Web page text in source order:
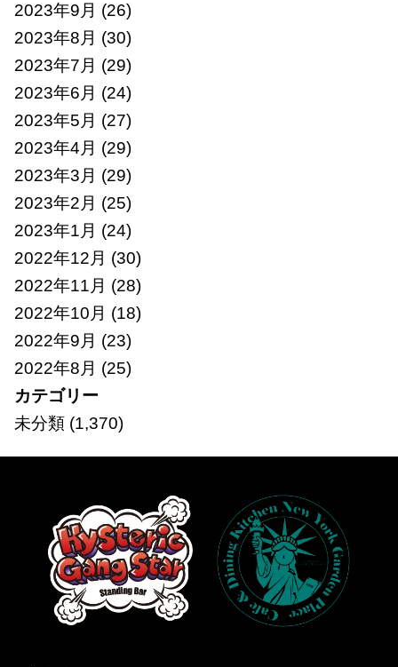
2023年9月 (26)
2023年8月 (30)
2023年7月 (29)
2023年6月 (24)
2023年5月 (27)
2023年4月 (29)
2023年3月 (29)
2023年2月 (25)
2023年1月 (24)
2022年12月 (30)
2022年11月 (28)
2022年10月 (18)
2022年9月 (23)
2022年8月 (25)
カテゴリー
未分類(1,370)